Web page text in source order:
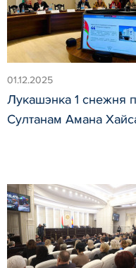
01.12.2025
Лукашэнка 1 снежня
Султанам Амана